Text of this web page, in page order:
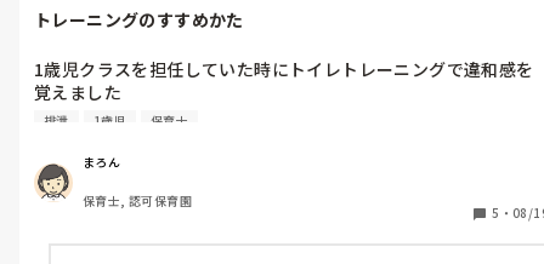
トレーニングのすすめかた
1歳児クラスを担任していた時にトイレトレーニングで違和感を
覚えました
かせようという提案です。
当時は蒸れるし、そこまでしてトレーニングするの？と困惑しま
排泄 1歳児 保育士
まろん
保育士, 認可保育園
5 ・ 08/